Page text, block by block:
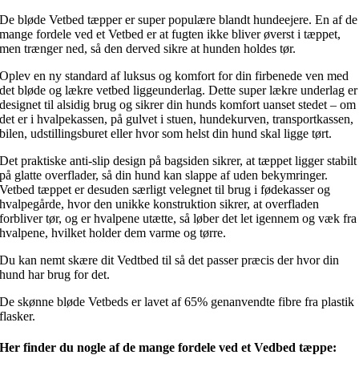
De bløde Vetbed tæpper er super populære blandt hundeejere. En af de
mange fordele ved et Vetbed er at fugten ikke bliver øverst i tæppet,
men trænger ned, så den derved sikre at hunden holdes tør.
Oplev en ny standard af luksus og komfort for din firbenede ven med
det bløde og lækre vetbed liggeunderlag. Dette super lækre underlag er
designet til alsidig brug og sikrer din hunds komfort uanset stedet – om
det er i hvalpekassen, på gulvet i stuen, hundekurven, transportkassen,
bilen, udstillingsburet eller hvor som helst din hund skal ligge tørt.
Det praktiske anti-slip design på bagsiden sikrer, at tæppet ligger stabilt
på glatte overflader, så din hund kan slappe af uden bekymringer.
Vetbed tæppet er desuden særligt velegnet til brug i fødekasser og
hvalpegårde, hvor den unikke konstruktion sikrer, at overfladen
forbliver tør, og er hvalpene utætte, så løber det let igennem og væk fra
hvalpene, hvilket holder dem varme og tørre.
Du kan nemt skære dit Vedtbed til så det passer præcis der hvor din
hund har brug for det.
De skønne bløde Vetbeds er lavet af 65% genanvendte fibre fra plastik
flasker.
Her finder du nogle af de mange fordele ved et Vedbed tæppe: